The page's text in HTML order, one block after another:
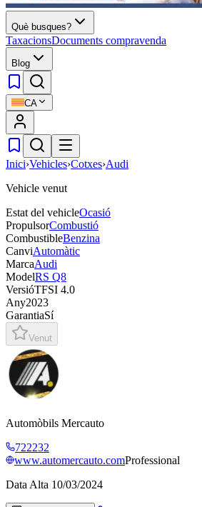
Què busques?
TaxacionsDocuments compravenda
Blog
CA
Inici›Vehicles›Cotxes›Audi
Vehicle venut
Estat del vehicleOcasió
PropulsorCombustió
CombustibleBenzina
CanviAutomàtic
MarcaAudi
ModelRS Q8
VersióTFSI 4.0
Any2023
GarantiaSí
Venut
Automòbils Mercauto
722232
www.automercauto.comProfessional
Data Alta 10/03/2024